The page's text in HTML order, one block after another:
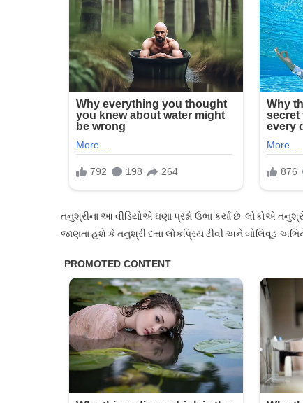
તનુશ્રીના આ વીડિયોએ ઘણા પ્રશ્નો ઉભા કર્યા છે. લોકોએ
જાણતા હશે કે તનુશ્રી દત્તા લોકપ્રિય ટીવી અને બોલિવૂડ